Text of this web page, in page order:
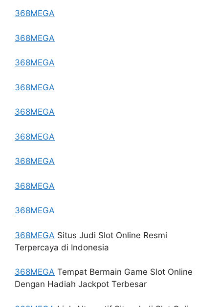
368MEGA
368MEGA
368MEGA
368MEGA
368MEGA
368MEGA
368MEGA
368MEGA
368MEGA
368MEGA Situs Judi Slot Online Resmi
Terpercaya di Indonesia
368MEGA Tempat Bermain Game Slot Online
Dengan Hadiah Jackpot Terbesar